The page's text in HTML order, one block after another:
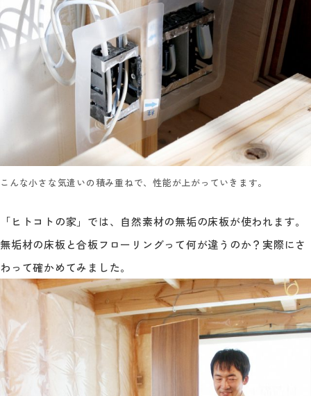
こんな小さな気遣いの積み重ねで、性能が上がっていきます。
「ヒトコトの家」では、自然素材の無垢の床板が使われます。
無垢材の床板と合板フローリングって何が違うのか？実際にさ
わって確かめてみました。